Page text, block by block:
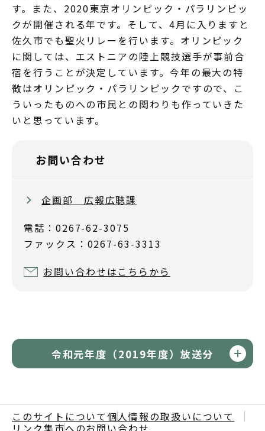
す。また、2020東京オリンピック・パラリンピッ
クが開催される年です。そして、4月に入りますと
佐久市でも聖火リレーを行います。オリンピック
に関しては、エストニアの陸上競技選手が事前合
宿を行うことが決定しています。今年の最大の特
徴はオリンピック・パラリンピックですので、こ
ういったものへの市民との関わりも作っていきた
いと思っています。
お問い合わせ
企画部 広報広聴課
電話：0267-62-3075
ファックス：0267-63-3313
お問い合わせはこちらから
令和元年度（2019年度）放送分
このサイトについて 個人情報の取扱いについて
リンク集市へのお問い合わせ